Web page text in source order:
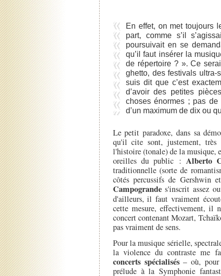
En effet, on met toujours
part, comme s’il
poursuivait en se
qu’il faut insérer la
de répertoire ? ». Ce
ghetto, des festivals
suis dit que c’est
d’avoir des petites
choses énormes ; pas
d’un maximum de dix ou
Le petit paradoxe, dans sa
qu'il cite sont, justement,
l'histoire (tonale) de la musique,
oreilles du public :Alberto
traditionnelle (sorte de
côtés percussifs de
Campograndes'inscrit assez
d'ailleurs, il faut vraiment
cette mesure, effectivement, il
concert contenant Mozart,
pas vraiment de sens.
Pour la musique sérielle,
la violence du contraste me
concerts spécialisés– où, pour
prélude à la Symphonie